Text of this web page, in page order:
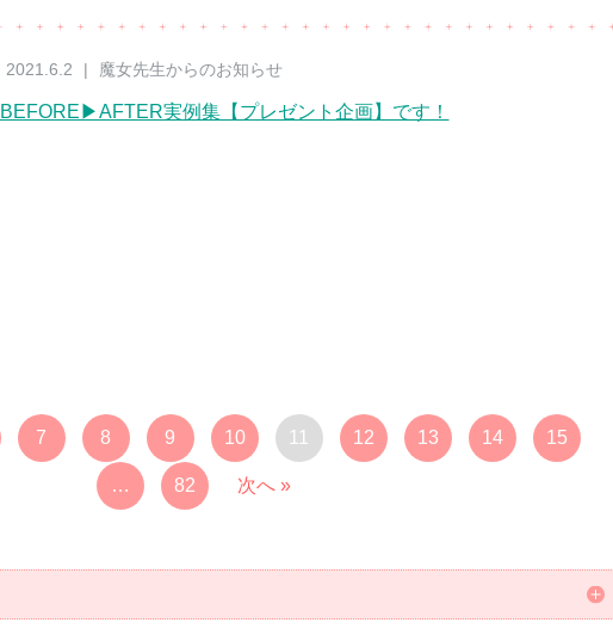
2021.6.2 | 魔女先生からのお知らせ
BEFORE▶AFTER実例集【プレゼント企画】です！
7 8 9 10 11 12 13 14 15
… 82 次へ »